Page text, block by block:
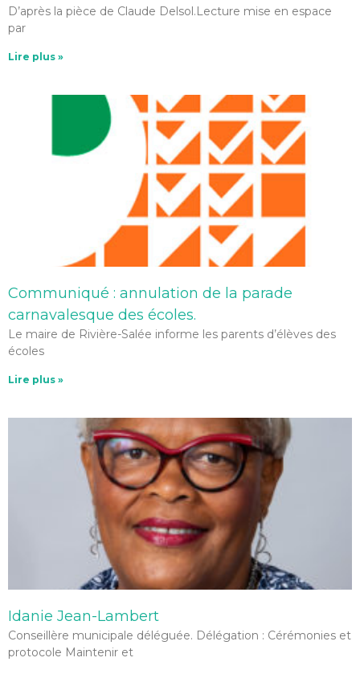
D’après la pièce de Claude Delsol.Lecture mise en espace
par
Lire plus »
Communiqué : annulation de la parade
carnavalesque des écoles.
Le maire de Rivière-Salée informe les parents d’élèves des
écoles
Lire plus »
Idanie Jean-Lambert
Conseillère municipale déléguée. Délégation : Cérémonies et
protocole Maintenir et